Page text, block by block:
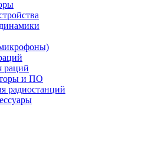
раций
и ПО
радиостанций